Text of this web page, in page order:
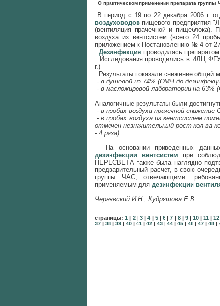
О практическом применении препарата группы
В период с 19 по 22 декабря 2006 г.
воздуховодов пищевого предприятия
(вентиляция прачечной и пищеблока).
воздуха из вентсистем (всего 24
приложением к Постановлению № 4 от
Дезинфекция проводилась
Исследования проводились в ИЛЦ
г.)
Результаты показали снижение общей
- в душевой на 74% (ОМЧ до
- в масложировой лаборатории на
Аналогичные результаты были
- в пробах воздуха прачечной
- в пробах воздуха из вентсистем
отмечен незначительный рост кол-ва
- 4 раза).
На основании приведенных
дезинфекции вентсистем при
ПЕРЕСВЕТА также была наглядно
предварительный расчет, в свою
группы ЧАС, отвечающими
применяемым для дезинфекции
Чернявский И.Н., Кудряшова Е.В.
страницы:1 | 2 | 3 | 4 | 5 | 6 | 7 | 8 | 9 | 10 | 11 | 12
37 | 38 | 39 | 40 | 41 | 42 | 43 | 44 | 45 | 46 | 47 | 48 |